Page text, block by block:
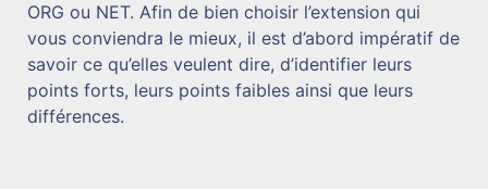
ORG ou NET. Afin de bien choisir l’extension qui
vous conviendra le mieux, il est d’abord impératif de
savoir ce qu’elles veulent dire, d’identifier leurs
points forts, leurs points faibles ainsi que leurs
différences.